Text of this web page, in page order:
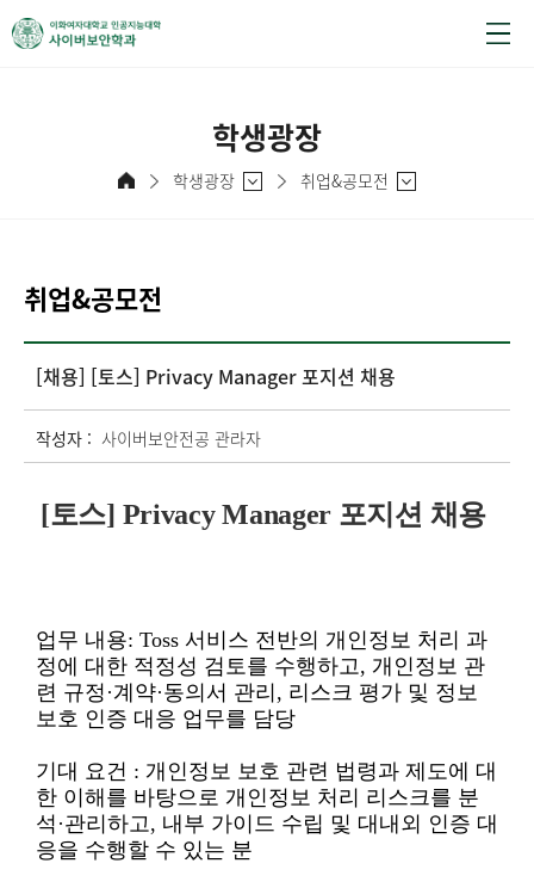
학생광장
학생광장 취업&공모전
취업&공모전
[채용] [토스] Privacy Manager 포지션 채용
작성자 : 사이버보안전공 관라자
[토스] Privacy Manager 포지션 채용
업무 내용: Toss 서비스 전반의 개인정보 처리 과
정에 대한 적정성 검토를 수행하고, 개인정보 관
련 규정·계약·동의서 관리, 리스크 평가 및 정보
보호 인증 대응 업무를 담당
기대 요건 : 개인정보 보호 관련 법령과 제도에 대
한 이해를 바탕으로 개인정보 처리 리스크를 분
석·관리하고, 내부 가이드 수립 및 대내외 인증 대
응을 수행할 수 있는 분